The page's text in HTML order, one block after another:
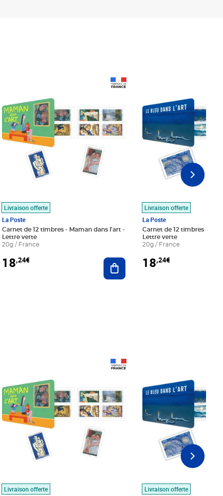
au panier
Livraison offerte
La Poste
Carnet de 12 timbres - Maman dans l'art -
Lettre verte
20g / France
18,24€ Ajouter au panier
Livraison offerte
La Poste
Carnet de 12 timbres - Le
Lettre verte
20g / France
18,24€
Livraison offerte
Livraison offerte